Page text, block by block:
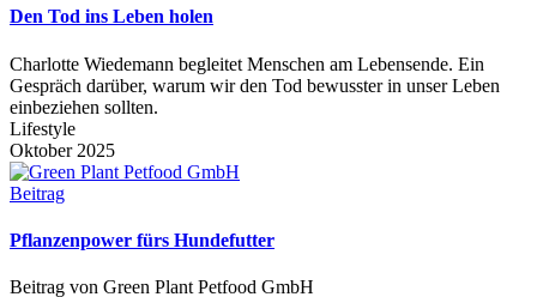
Den Tod ins Leben holen
Charlotte Wiedemann begleitet Menschen am Lebensende. Ein
Gespräch darüber, warum wir den Tod bewusster in unser Leben
einbeziehen sollten.
Lifestyle
Oktober 2025
Beitrag
Pflanzenpower fürs Hundefutter
Beitrag von Green Plant Petfood GmbH